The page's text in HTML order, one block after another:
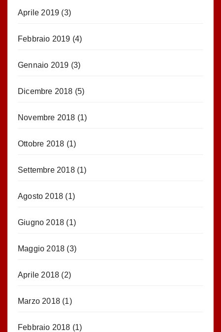
Aprile 2019 (3)
Febbraio 2019 (4)
Gennaio 2019 (3)
Dicembre 2018 (5)
Novembre 2018 (1)
Ottobre 2018 (1)
Settembre 2018(1)
Agosto 2018 (1)
Giugno 2018 (1)
Maggio 2018 (3)
Aprile 2018 (2)
Marzo 2018 (1)
Febbraio 2018 (1)